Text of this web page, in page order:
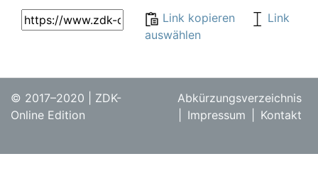
Link kopieren
Link
auswählen
© 2017–2020 | ZDK-
Online Edition
Abkürzungsverzeichnis
Impressum Kontakt